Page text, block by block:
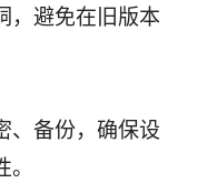
，避免在旧版本
、备份，确保设